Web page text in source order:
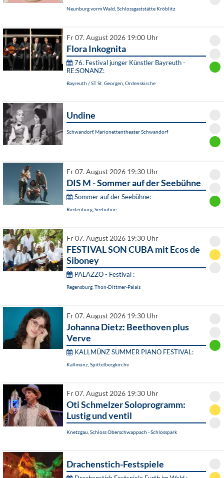
Neunburg vorm Wald, Schlossgaststätte Kröblitz
Fr 07. August 2026 19:00 Uhr
Flora Inkognita
76. Festival junger Künstler Bayreuth -
RE:SONANZ:
Bayreuth / ST St. Georgen, Ordenskirche
Undine
Schwandorf, Marionettentheater Schwandorf
Fr 07. August 2026 19:30 Uhr
DIS M - Sommer auf der Seebühne
Sommer auf der Seebühne:
Riedenburg, Seebühne
Fr 07. August 2026 19:30 Uhr
FESTIVAL SON CUBA mit Ecos de
Siboney
PALAZZO - Festival :
Regensburg, Thon-Dittmer-Palais
Fr 07. August 2026 19:30 Uhr
Johanna Dietz: Beethoven plus
Verve
KALLMÜNZ SUMMER PIANO FESTIVAL:
Kallmünz, Spittelbergkirche
Fr 07. August 2026 19:30 Uhr
Oti Schmelzer Soloprogramm:
Lustig und ventil
Knetzgau, Schloss Oberschwappach - Schlosspark
Drachenstich-Festspiele